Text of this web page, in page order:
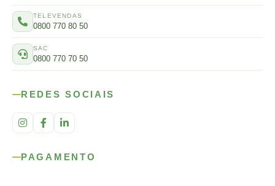
TELEVENDAS
0800 770 80 50
SAC
0800 770 70 50
REDES SOCIAIS
PAGAMENTO